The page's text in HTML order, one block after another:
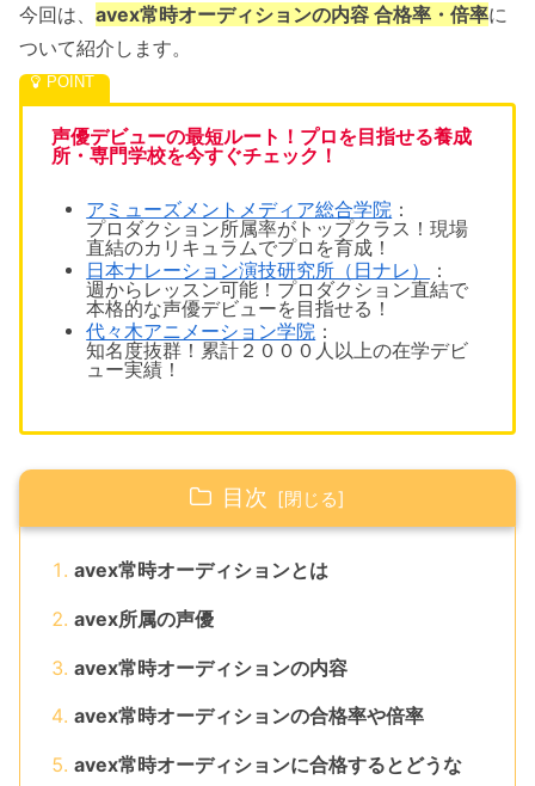
今回は、 avex常時オーディションの内容 合格率・倍率に
ついて紹介します。
声優デビューの最短ルート！プロを目指せる養成
所・専門学校を今すぐチェック！
アミューズメントメディア総合学院 ：
プロダクション所属率がトップクラス！現場
直結のカリキュラムでプロを育成！
日本ナレーション演技研究所（日ナレ）
：
週1からレッスン可能！プロダクション直結で
本格的な声優デビューを目指せる！
代々木アニメーション学院 ：
知名度抜群！累計２０００人以上の在学デビ
ュー実績！
目次
avex常時オーディションとは
avex所属の声優
avex常時オーディションの内容
avex常時オーディションの合格率や倍率
avex常時オーディションに合格するとどうな